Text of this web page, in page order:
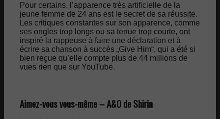
Pour certains, l’apparence très artificielle de la
jeune femme de 24 ans est le secret de sa réussite.
Les critiques constantes sur son apparence, comme
ses ongles trop longs ou sa tenue trop courte, ont
inspiré la rappeuse à faire une déclaration et à
écrire sa chanson à succès „Give Him“, qui a été si
bien reçue qu’elle compte plus de 44 millions de
vues rien que sur YouTube.
Aimez-vous vous-même – A&O de Shirin